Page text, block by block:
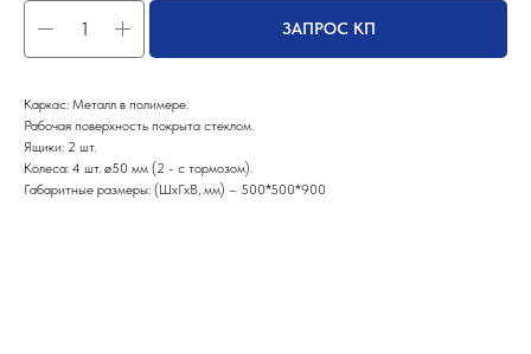
ЗАПРОС КП
Каркас: Металл в полимере.
Рабочая поверхность покрыта стеклом.
Ящики: 2 шт.
Колеса: 4 шт. ø50 мм (2 - с тормозом).
Габаритные размеры: (ШхГхВ, мм) – 500*500*900